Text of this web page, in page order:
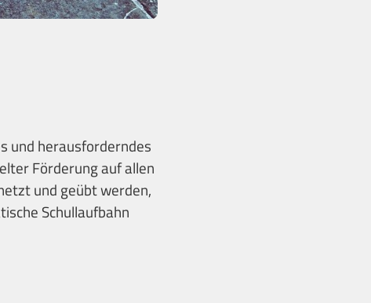
und herausforderndes
Förderung auf allen
und geübt werden,
Schullaufbahn